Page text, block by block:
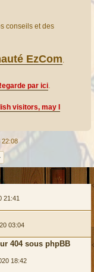
conseils et des
EzCom.
par ici.
visitors, may I
22:08
21:41
03:04
404 sous phpBB
18:42